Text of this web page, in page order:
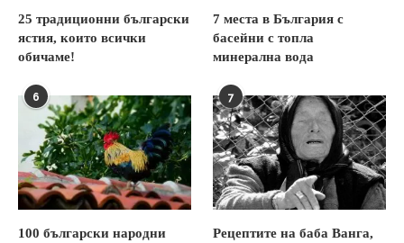
25 традиционни български
ястия, които всички
обичаме!
7 места в България с
басейни с топла
минерална вода
6
100 български народни
7
Рецептите на баба Ванга,